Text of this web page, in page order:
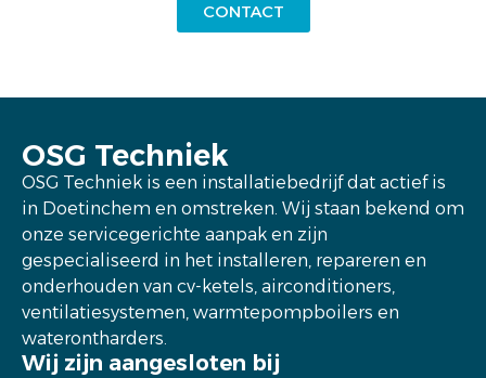
CONTACT
OSG Techniek
OSG Techniek is een installatiebedrijf dat actief is
in Doetinchem en omstreken. Wij staan bekend om
onze servicegerichte aanpak en zijn
gespecialiseerd in het installeren, repareren en
onderhouden van cv-ketels, airconditioners,
ventilatiesystemen, warmtepompboilers en
waterontharders.
Wij zijn aangesloten bij